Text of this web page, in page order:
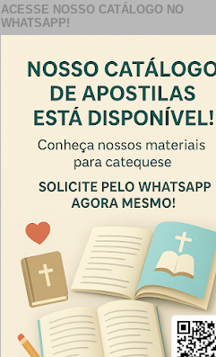
ACESSE NOSSO CATÁLOGO NO
WHATSAPP!